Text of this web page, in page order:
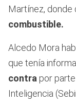
Martínez, donde
combustible.
Alcedo Mora
que tenía
contra por
Inteligencia